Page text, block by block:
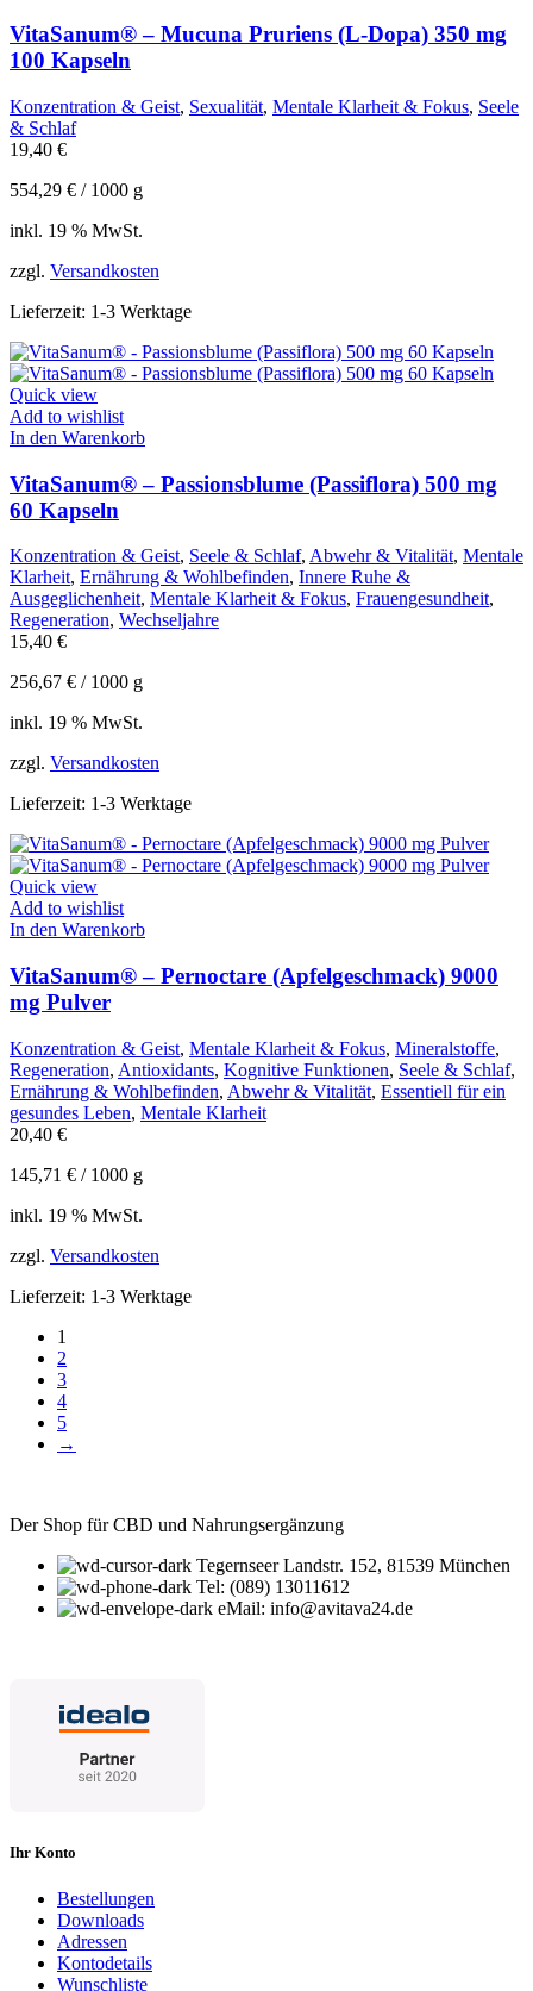
VitaSanum® – Mucuna Pruriens (L-Dopa) 350 mg
100 Kapseln
Konzentration & Geist, Sexualität, Mentale Klarheit & Fokus, Seele
& Schlaf
19,40 €
554,29 € / 1000 g
inkl. 19 % MwSt.
zzgl. Versandkosten
Lieferzeit: 1-3 Werktage
Quick view
Add to wishlist
In den Warenkorb
VitaSanum® – Passionsblume (Passiflora) 500 mg
60 Kapseln
Konzentration & Geist, Seele & Schlaf, Abwehr & Vitalität, Mentale
Klarheit, Ernährung & Wohlbefinden, Innere Ruhe &
Ausgeglichenheit, Mentale Klarheit & Fokus, Frauengesundheit,
Regeneration, Wechseljahre
15,40 €
256,67 € / 1000 g
inkl. 19 % MwSt.
zzgl. Versandkosten
Lieferzeit: 1-3 Werktage
Quick view
Add to wishlist
In den Warenkorb
VitaSanum® – Pernoctare (Apfelgeschmack) 9000
mg Pulver
Konzentration & Geist, Mentale Klarheit & Fokus, Mineralstoffe,
Regeneration, Antioxidants, Kognitive Funktionen, Seele & Schlaf,
Ernährung & Wohlbefinden, Abwehr & Vitalität, Essentiell für ein
gesundes Leben, Mentale Klarheit
20,40 €
145,71 € / 1000 g
inkl. 19 % MwSt.
zzgl. Versandkosten
Lieferzeit: 1-3 Werktage
1
2
3
4
5
→
Der Shop für CBD und Nahrungsergänzung
Tegernseer Landstr. 152, 81539 München
Tel: (089) 13011612
eMail: info@avitava24.de
Ihr Konto
Bestellungen
Downloads
Adressen
Kontodetails
Wunschliste